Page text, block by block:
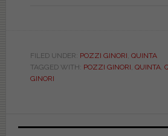
FILED UNDER: POZZI GINORI QUINTA
TAGGED WITH: POZZI GINORI QUINTA,
GINORI
Primary